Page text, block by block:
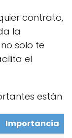
contrato,
la
solo te
el
están
Importancia